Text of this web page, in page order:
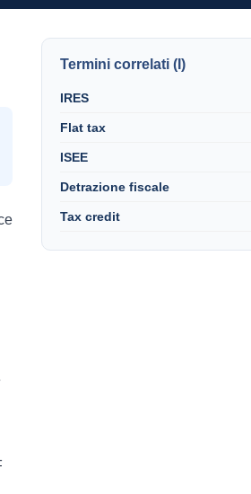
Termini correlati (I)
IRES
Flat tax
ISEE
Detrazione fiscale
Tax credit